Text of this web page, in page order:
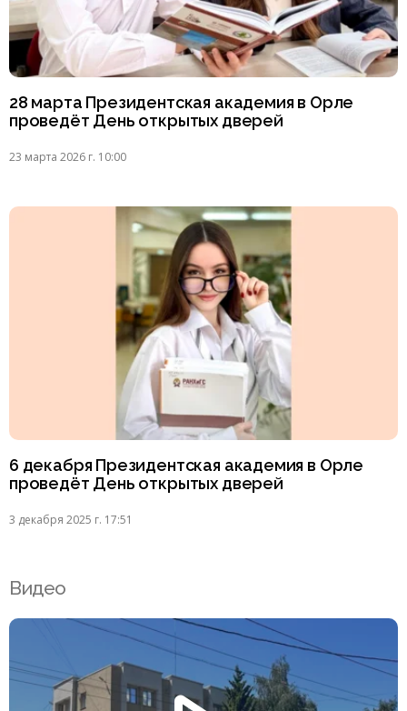
28 марта Президентская академия в Орле
проведёт День открытых дверей
23 марта 2026 г. 10:00
6 декабря Президентская академия в Орле
проведёт День открытых дверей
3 декабря 2025 г. 17:51
Видео